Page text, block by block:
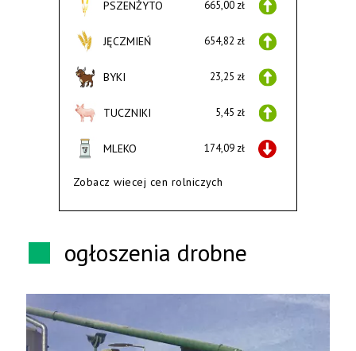
PSZENŻYTO 665,00 zł
JĘCZMIEŃ 654,82 zł
BYKI 23,25 zł
TUCZNIKI 5,45 zł
MLEKO 174,09 zł
Zobacz wiecej cen rolniczych
ogłoszenia drobne